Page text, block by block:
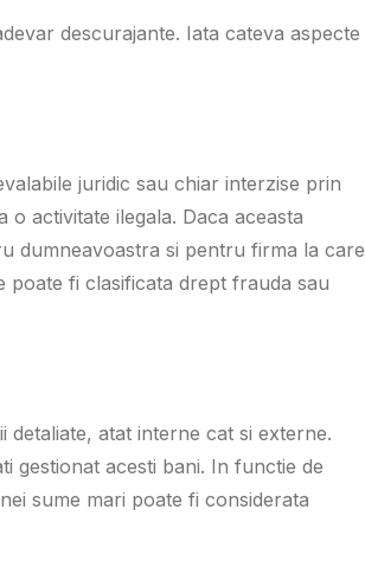
descurajante. Iata cateva aspecte
juridic sau chiar interzise prin
activitate ilegala. Daca aceasta
dumneavoastra si pentru firma la care
fi clasificata drept frauda sau
detaliate, atat interne cat si externe.
gestionat acesti bani. In functie de
sume mari poate fi considerata